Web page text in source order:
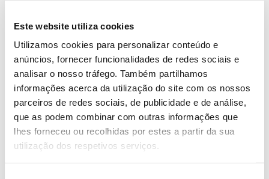
Este website utiliza cookies
Utilizamos cookies para personalizar conteúdo e
anúncios, fornecer funcionalidades de redes sociais e
analisar o nosso tráfego. Também partilhamos
informações acerca da utilização do site com os nossos
parceiros de redes sociais, de publicidade e de análise,
que as podem combinar com outras informações que
lhes forneceu ou recolhidas por estes a partir da sua
utilização dos respetivos serviços.
Consulte informação de apoio
Os solos em Portugal: conhecer para beneficiar
MB)
https://florestas.pt/conhecer/projeto-ursa-uma-solucao-
circular-para-reforcar-a-materia-organica-no-solo/
“Herdade da Parreira – Sustentabilidade Económica e